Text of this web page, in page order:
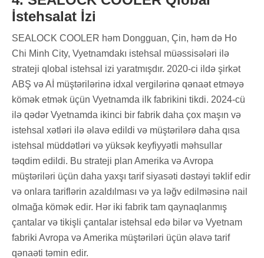
İstehsalat İzi
SEALOCK COOLER həm Dongguan, Çin, həm də Ho
Chi Minh City, Vyetnamdakı istehsal müəssisələri ilə
strateji qlobal istehsal izi yaratmışdır. 2020-ci ildə şirkət
ABŞ və Aİ müştərilərinə idxal vergilərinə qənaət etməyə
kömək etmək üçün Vyetnamda ilk fabrikini tikdi. 2024-cü
ilə qədər Vyetnamda ikinci bir fabrik daha çox maşın və
istehsal xətləri ilə əlavə edildi və müştərilərə daha qısa
istehsal müddətləri və yüksək keyfiyyətli məhsullar
təqdim edildi. Bu strateji plan Amerika və Avropa
müştəriləri üçün daha yaxşı tarif siyasəti dəstəyi təklif edir
və onlara tariflərin azaldılması və ya ləğv edilməsinə nail
olmağa kömək edir. Hər iki fabrik tam qaynaqlanmış
çantalar və tikişli çantalar istehsal edə bilər və Vyetnam
fabriki Avropa və Amerika müştəriləri üçün əlavə tarif
qənaəti təmin edir.